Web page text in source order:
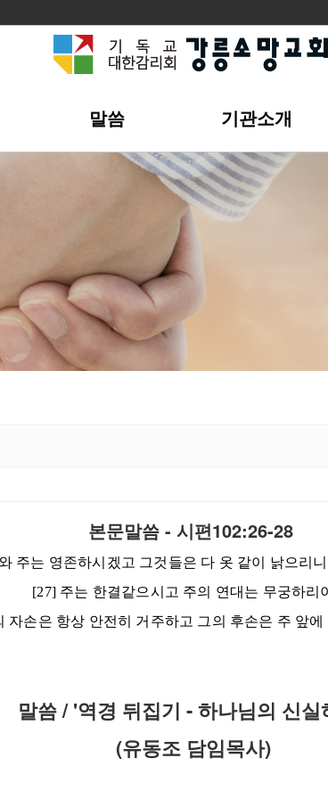
말씀 기관소개
본문말씀 - 시편102:26-28
주는 영존하시겠고 그것들은 다 옷 같이 낡으리니
[27] 주는 한결같으시고 주의 연대는 무궁하리
자손은 항상 안전히 거주하고 그의 후손은 주 앞
말씀 / '역경 뒤집기 - 하나님의 신실
(유동조 담임목사)